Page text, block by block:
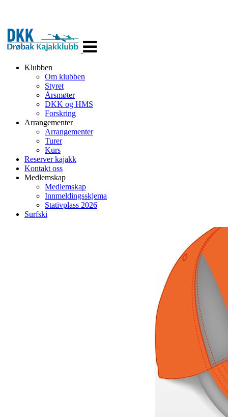
navigasjon
Klubben
Om klubben
Styret
Årsmøter
DKK og HMS
Forskring
Arrangementer
Arrangementer
Turer
Kurs
Reserver kajakk
Kontakt oss
Medlemskap
Medlemskap
Innmeldingsskjema
Stativplass 2026
Surfski